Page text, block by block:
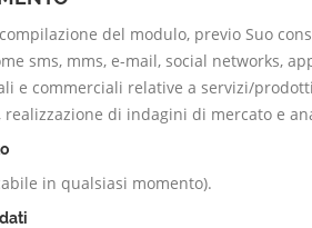
del modulo, previo Suo
sms, mms, e-mail, social networks,
e commerciali relative a servizi/
di indagini di mercato e
in qualsiasi momento).